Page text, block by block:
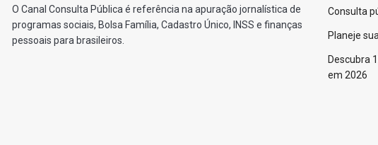
O Canal Consulta Pública é referência na apuração jornalística de
programas sociais, Bolsa Família, Cadastro Único, INSS e finanças
pessoais para brasileiros.
Consulta
Planeje
Descubra
em 2026